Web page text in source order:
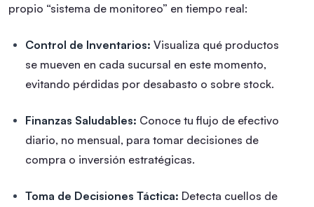
propio “sistema de monitoreo” en tiempo real:
Control de Inventarios: Visualiza qué productos
se mueven en cada sucursal en este momento,
evitando pérdidas por desabasto o sobre stock.
Finanzas Saludables: Conoce tu flujo de efectivo
diario, no mensual, para tomar decisiones de
compra o inversión estratégicas.
Toma de Decisiones Táctica: Detecta cuellos de